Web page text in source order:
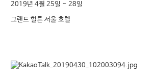
2019년 4월 25일 ~ 28일
그랜드 힐튼 서울 호텔